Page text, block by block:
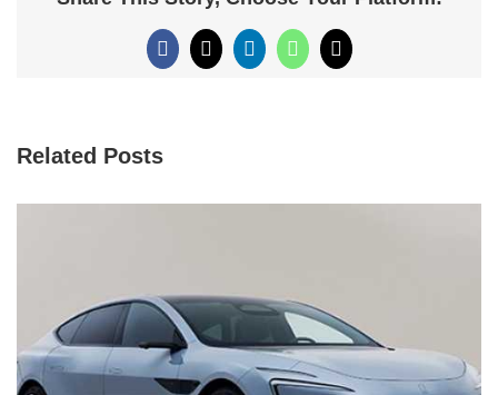
Facebook
X LinkedInWhatsApp
Email
Related Posts